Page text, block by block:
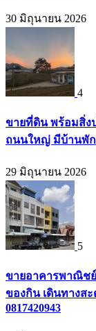
30 มิถุนายน 2026
4
ขายที่ดิน พร้อมสิ่งป
ถนนใหญ่ มีบ้านพัก
29 มิถุนายน 2026
5
ขายอาคารพาณิชย์
ของกิน เดินทางส
0817420943